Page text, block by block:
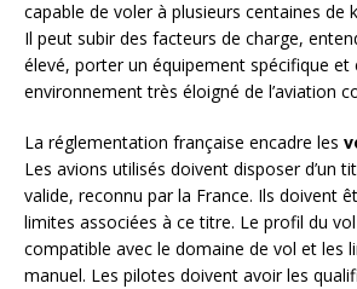
capable de voler à plusieurs centaines de
Il peut subir des facteurs de charge,
élevé, porter un équipement spécifique et
environnement très éloigné de l’aviation
La réglementation française encadre les
Les avions utilisés doivent disposer d’un
valide, reconnu par la France. Ils doivent
limites associées à ce titre. Le profil du
compatible avec le domaine de vol et les
manuel. Les pilotes doivent avoir les